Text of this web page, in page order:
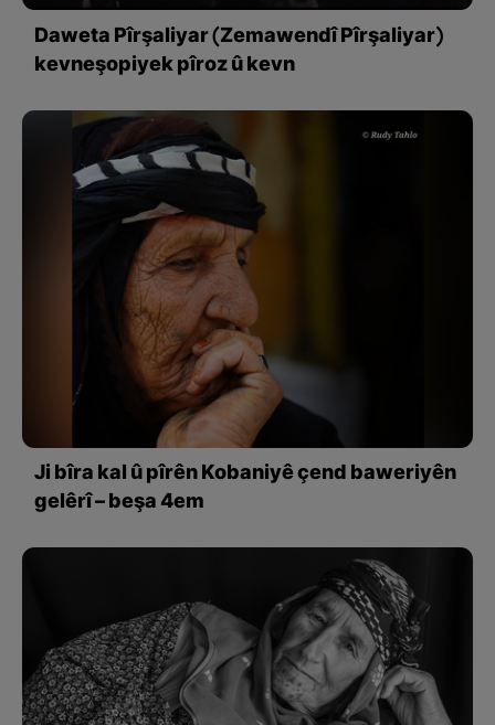
Daweta Pîrşaliyar (Zemawendî Pîrşaliyar)
kevneşopiyek pîroz û kevn
Ji bîra kal û pîrên Kobaniyê çend baweriyên
gelêrî – beşa 4em